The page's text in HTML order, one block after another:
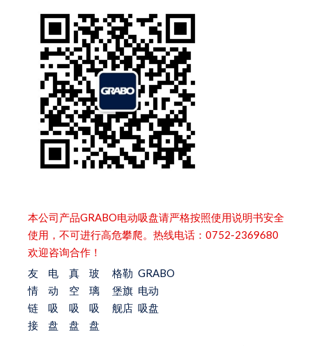
本公司产品GRABO电动吸盘请严格按照使用说明书安全
使用，不可进行高危攀爬。热线电话：0752-2369680
欢迎咨询合作！
友
情
链
接
电
动
吸
盘
真
空
吸
盘
玻
璃
吸
盘
格勒
堡旗
舰店
GRABO
电动
吸盘